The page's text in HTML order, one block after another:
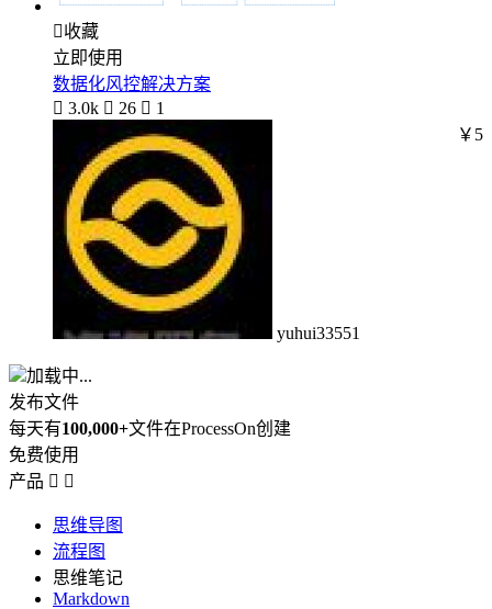
收藏
立即使用
数据化风控解决方案
 3.0k  26  1
yuhui33551
￥5
加载中...
发布文件
每天有100,000+文件在ProcessOn创建
免费使用
产品  
思维导图
流程图
思维笔记
Markdown